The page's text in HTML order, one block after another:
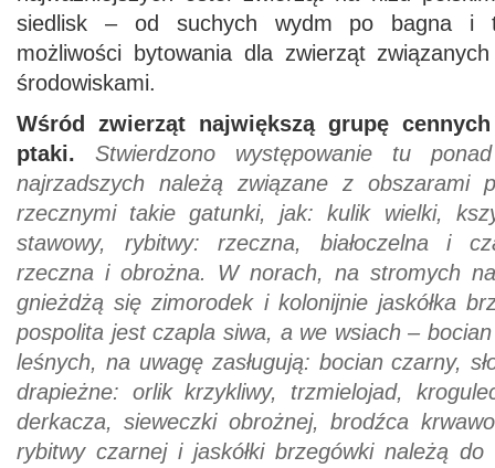
siedlisk – od suchych wydm po bagna i
możliwości bytowania dla zwierząt
środowiskami.
Wśród zwierząt największą grupę
ptaki.
Stwierdzono występowanie tu
najrzadszych należą związane z obszarami
rzecznymi takie gatunki, jak: kulik wielki,
stawowy, rybitwy: rzeczna, białoczelna i
rzeczna i obrożna. W norach, na stromych
gnieżdżą się zimorodek i kolonijnie jaskółka
pospolita jest czapla siwa, a we wsiach –
leśnych, na uwagę zasługują: bocian czarny,
drapieżne: orlik krzykliwy, trzmielojad,
derkacza, sieweczki obrożnej, brodźca
rybitwy czarnej i jaskółki brzegówki należą